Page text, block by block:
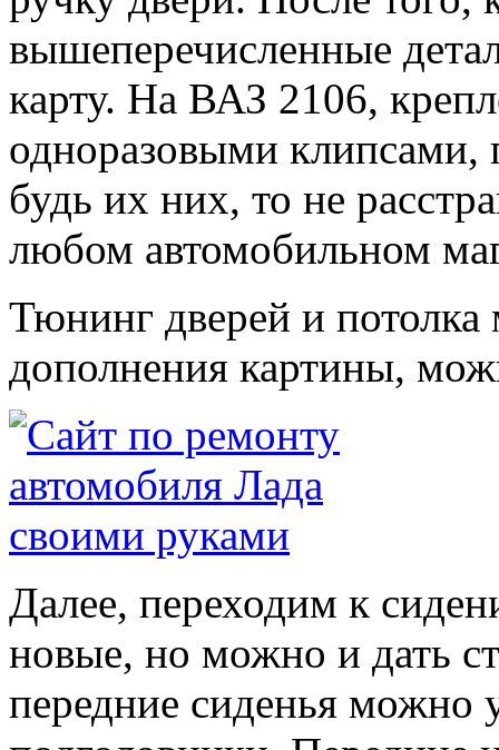
вышеперечисленные
карту. На ВАЗ 2106,
одноразовыми клипсами,
будь их них, то не
любом автомобильном
Тюнинг дверей и
дополнения картины,
Далее, переходим к
новые, но можно и дать
передние сиденья можно